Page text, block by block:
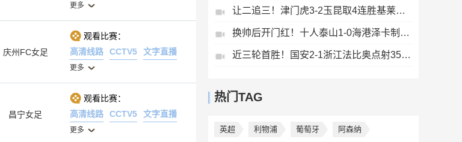
更多
庆州FC女足
观看比赛：
高清线路
CCTV5 文字直播
更多
昌宁女足
观看比赛：
高清线路
CCTV5 文字直播
更多
让二追三！津门虎3-2玉昆取4连胜基莱斯读秒绝杀萨尔瓦多破门
换帅后开门红！十人泰山1-0海港泽卡制胜于金永扑点海港三球被吹
近三轮首胜！国安2-1浙江法比奥点射35岁张稀哲制胜王钰栋送助攻
热门TAG
英超 利物浦 葡萄牙 阿森纳